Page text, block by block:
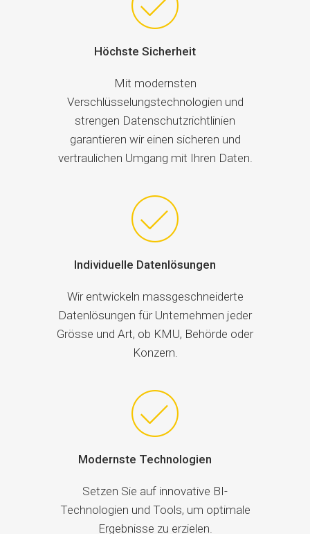
Höchste Sicherheit
Mit modernsten
Verschlüsselungstechnologien und
strengen Datenschutzrichtlinien
garantieren wir einen sicheren und
vertraulichen Umgang mit Ihren Daten.
Individuelle Datenlösungen
Wir entwickeln massgeschneiderte
Datenlösungen für Unternehmen jeder
Grösse und Art, ob KMU, Behörde oder
Konzern.
Modernste Technologien
Setzen Sie auf innovative BI-
Technologien und Tools, um optimale
Ergebnisse zu erzielen.